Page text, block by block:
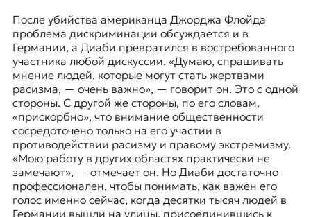
После убийства американца Джорджа Флойда
проблема дискриминации обсуждается и в
Германии, а Диаби превратился в востребованного
участника любой дискуссии. «Думаю, спрашивать
мнение людей, которые могут стать жертвами
расизма, — очень важно», — говорит он. Это с одной
стороны. С другой же стороны, по его словам,
«прискорбно», что внимание общественности
сосредоточено только на его участии в
противодействии расизму и правому экстремизму.
«Мою работу в других областях практически не
замечают», — отмечает он. Но Диаби достаточно
профессионален, чтобы понимать, как важен его
голос именно сейчас, когда десятки тысяч людей в
Германии вышли на улицы, присоединившись к